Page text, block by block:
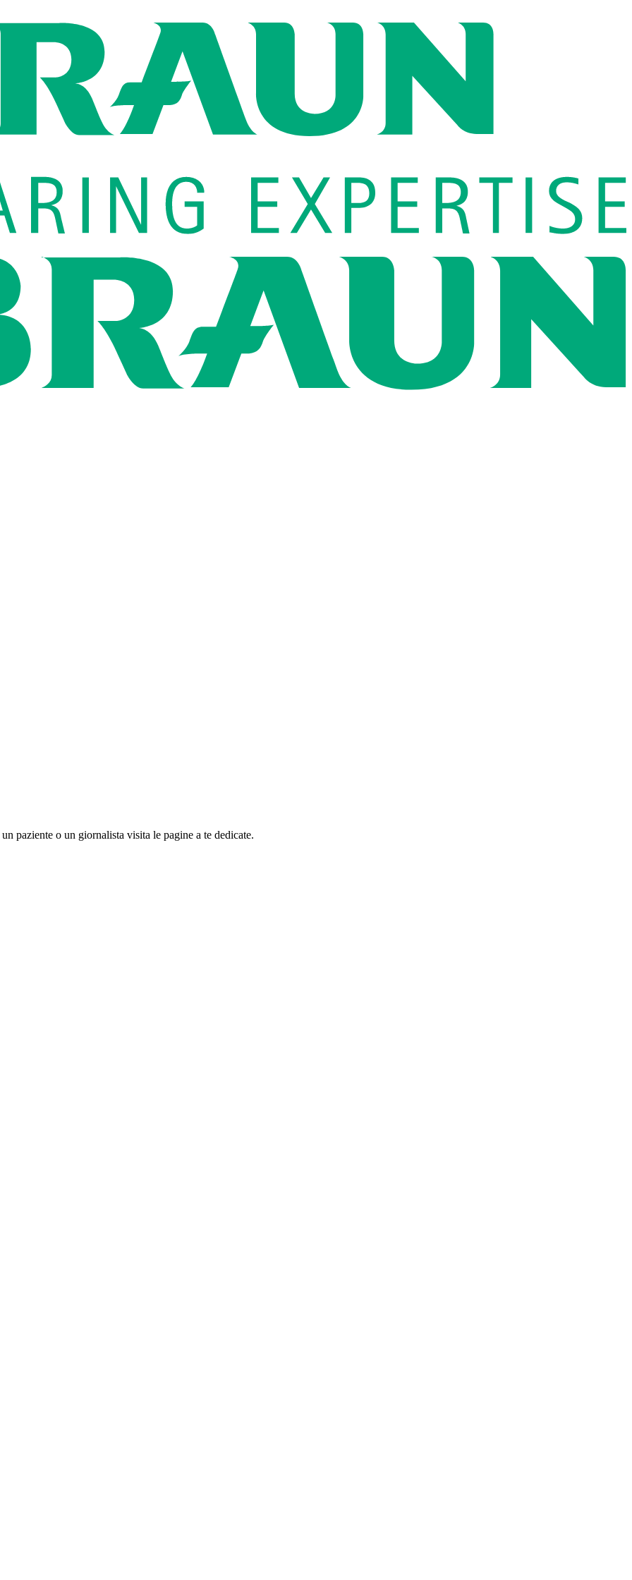
il nostro portfolio completo.
ti aiuterà a trovare il dispositivo più adatto a te.
Global Job Market e trova le posizioni aperte per ogni profilo di carriera.
un nostro referente.
paziente o un giornalista visita le pagine a te dedicate.